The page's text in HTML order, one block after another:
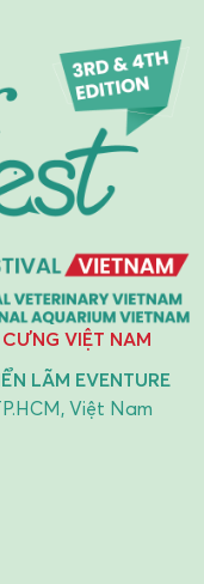
VIỆT NAM
LÃM EVENTURE
Việt Nam